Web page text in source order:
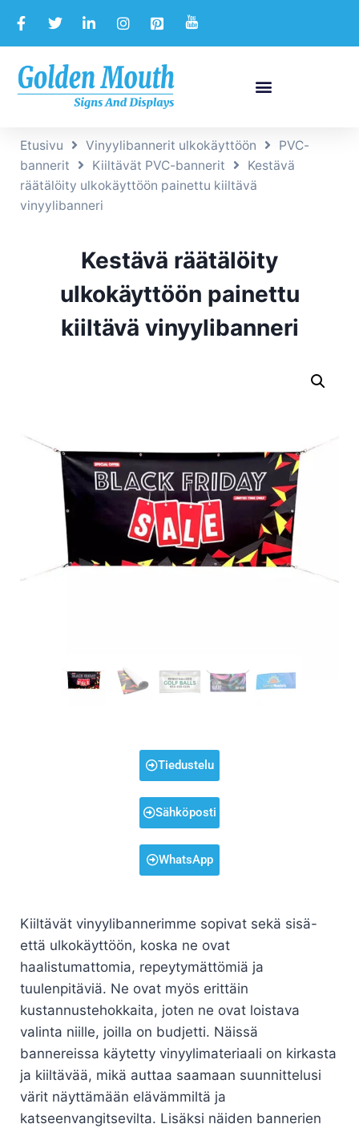
Etusivu Vinyylibannerit ulkokäyttöön
PVC-
bannerit
Kiiltävät PVC-bannerit
Kestävä
räätälöity ulkokäyttöön painettu kiiltävä
vinyylibanneri
Kestävä räätälöity
ulkokäyttöön painettu
kiiltävä vinyylibanneri
Tiedustelu
Sähköposti
WhatsApp
Kiiltävät vinyylibannerimme sopivat sekä sisä-
että ulkokäyttöön, koska ne ovat
haalistumattomia, repeytymättömiä ja
tuulenpitäviä. Ne ovat myös erittäin
kustannustehokkaita, joten ne ovat loistava
valinta niille, joilla on budjetti. Näissä
bannereissa käytetty vinyylimateriaali on kirkasta
ja kiiltävää, mikä auttaa saamaan suunnittelusi
värit näyttämään elävämmiltä ja
katseenvangitsevilta. Lisäksi näiden bannerien